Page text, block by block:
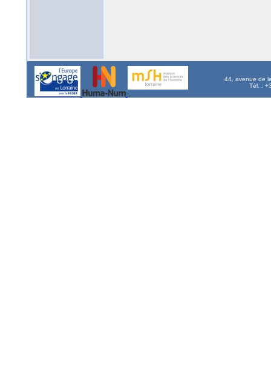
44, avenue de
Tél. :